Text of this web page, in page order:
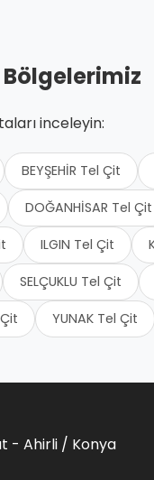
inceleyin:
BEYŞEHİR Tel Çit
DOĞANHİSAR Tel Çit
ILGIN Tel Çit
SELÇUKLU Tel Çit
YUNAK Tel Çit
- Ahirli / Konya